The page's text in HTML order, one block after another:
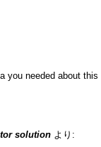
needed about
solution より: